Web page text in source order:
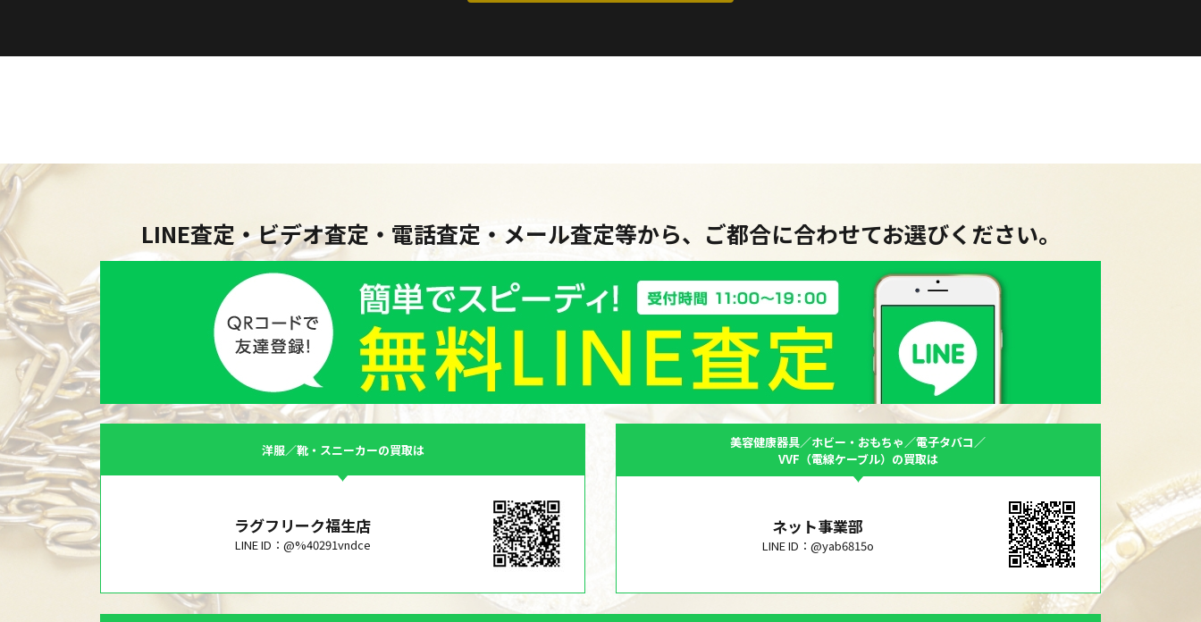
LINE査定・ビデオ査定・電話査定・メール査定等から、ご都合に合わせてお選びください。
洋服／靴・スニーカーの買取は
ラグフリーク福生店
LINE ID：@%40291vndce
美容健康器具／ホビー・おもちゃ／電子タバコ／
VVF（電線ケーブル）の買取は
ネット事業部
LINE ID：@yab6815o